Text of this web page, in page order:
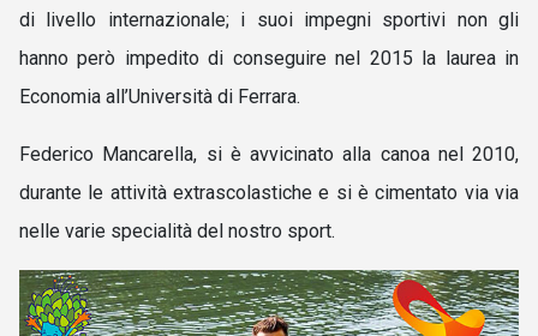
di livello internazionale; i suoi impegni sportivi non gli
hanno però impedito di conseguire nel 2015 la laurea in
Economia all’Università di Ferrara.
Federico Mancarella, si è avvicinato alla canoa nel 2010,
durante le attività extrascolastiche e si è cimentato via via
nelle varie specialità del nostro sport.